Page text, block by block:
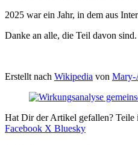
2025 war ein Jahr, in dem aus
Danke an alle, die Teil davon sind.
Erstellt nach Wikipedia von Mary-
Hat Dir der Artikel gefallen? Teile
Facebook X Bluesky